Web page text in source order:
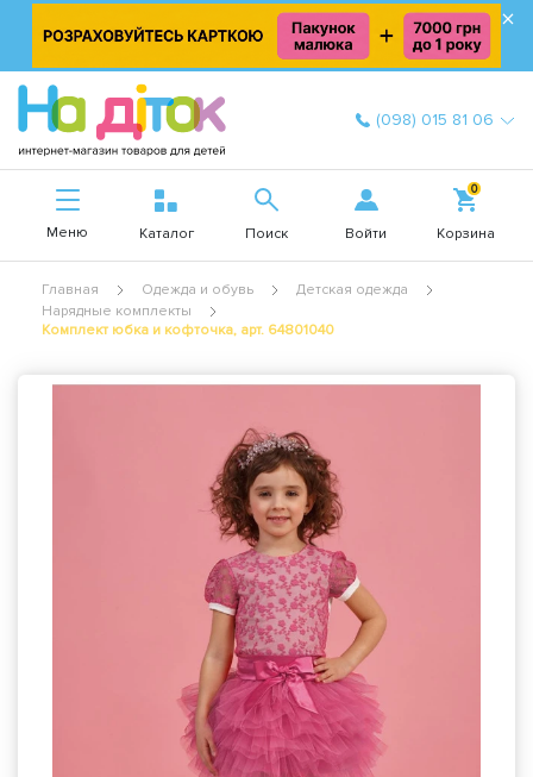
×
(098) 015 81 06
Меню Каталог Поиск Войти
0
Корзина
Главная Одежда и обувь
Детская одежда
Нарядные комплекты
Комплект юбка и кофточка, арт. 64801040